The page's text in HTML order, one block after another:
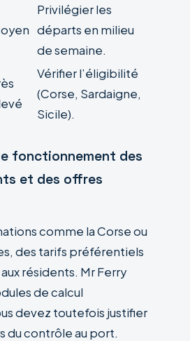
Privilégier les
départs en milieu
de semaine.
Vérifier l’éligibilité
(Corse, Sardaigne,
Sicile).
fonctionnement des
et des offres
comme la Corse ou
des tarifs préférentiels
résidents. Mr Ferry
de calcul
devez toutefois justifier
du contrôle au port.